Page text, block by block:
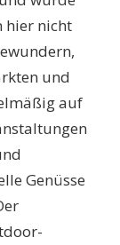
hier nicht
und
auf
Genüsse